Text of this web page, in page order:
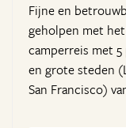
Fijne en
geholpen met
camperreis met
en grote steden
San Francisco)